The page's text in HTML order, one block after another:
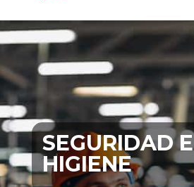
SEGURIDAD E
HIGIENE